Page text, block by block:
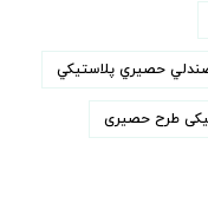
حصيري پلاستيكي
طرح حصیری